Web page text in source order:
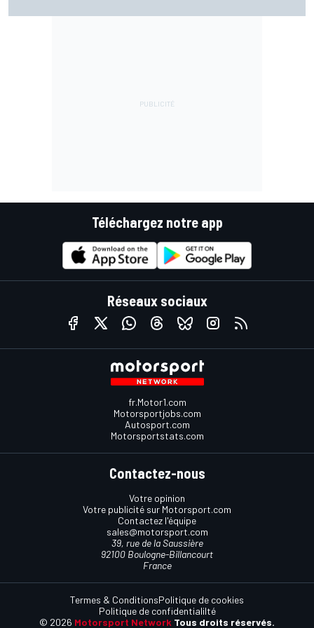
Téléchargez notre app
Réseaux sociaux
fr.Motor1.com
Motorsportjobs.com
Autosport.com
Motorsportstats.com
Contactez-nous
Votre opinion
Votre publicité sur Motorsport.com
Contactez l'équipe
sales@motorsport.com
39, rue de la Saussière
92100 Boulogne-Billancourt
France
© 2026 Motorsport Network Tous droits réservés.
Termes & ConditionsPolitique de cookies
Politique de confidentialilté